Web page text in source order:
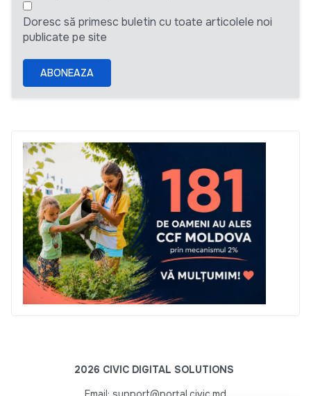
Doresc să primesc buletin cu toate articolele noi
publicate pe site
ABONEAZA
2026 CIVIC DIGITAL SOLUTIONS